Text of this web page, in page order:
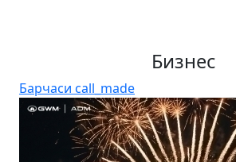
Бизнес
Барчаси call_made